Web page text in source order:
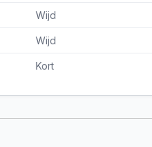
Wijd
Wijd
Kort